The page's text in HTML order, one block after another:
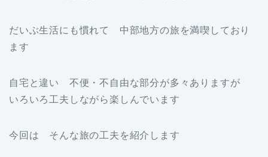
だいぶ生活にも慣れて 中部地方の旅を満喫しており
ます
自宅と違い 不便・不自由な部分が多々ありますが
いろいろ工夫しながら楽しんでいます
今回は そんな旅の工夫を紹介します